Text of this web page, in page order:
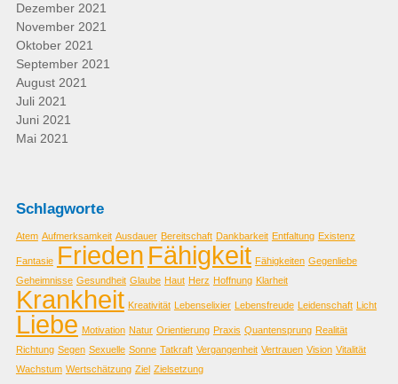
Dezember 2021
November 2021
Oktober 2021
September 2021
August 2021
Juli 2021
Juni 2021
Mai 2021
Schlagworte
Atem Aufmerksamkeit Ausdauer Bereitschaft Dankbarkeit Entfaltung Existenz
Fantasie Frieden Fähigkeit Fähigkeiten Gegenliebe
Geheimnisse Gesundheit Glaube Haut Herz Hoffnung Klarheit
Krankheit Kreativität Lebenselixier Lebensfreude Leidenschaft Licht
Liebe Motivation Natur Orientierung Praxis Quantensprung Realität
Richtung Segen Sexuelle Sonne Tatkraft Vergangenheit Vertrauen Vision Vitalität
Wachstum Wertschätzung Ziel Zielsetzung